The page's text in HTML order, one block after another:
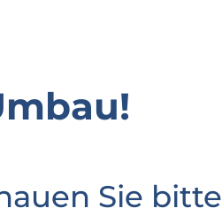
Sie bitte